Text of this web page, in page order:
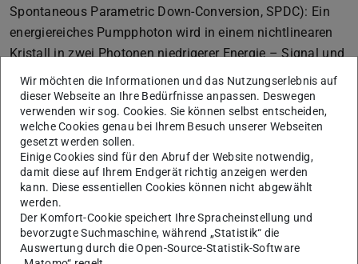
Spontaneous Parametric Down-Conversion, SPDC): Ein
energiereiches Pumpphoton wird in einem nichtlinearen
Kristall in zwei Photonen niedrigerer Energie – Signal und
Idler – umgewandelt. Energie- und Impulserhaltung
sorgen dabei für charakteristische Korrelationen im Ort
und Impuls der erzeugten Photonen. Die
Gruppeum
Professor Markus Gräfe
Physikbeschreibt im Review, wie verschiedene
Kristallparameter, Pumpstrahlprofile und
Phasenanpassungsbedingungen gezielt genutzt werden
können, um die räumliche Verschränkung zu formen und
zu optimieren.
Wir möchten die Informationen und das Nutzungserlebnis auf
dieser Webseite an Ihre Bedürfnisse anpassen. Deswegen
verwenden wir sog. Cookies. Sie können selbst entscheiden,
welche Cookies genau bei Ihrem Besuch unserer Webseiten
gesetzt werden sollen.
Einige Cookies sind für den Abruf der Website notwendig,
damit diese auf Ihrem Endgerät richtig anzeigen werden
kann. Diese essentiellen Cookies können nicht abgewählt
werden.
Der Komfort-Cookie speichert Ihre Spracheinstellung und
bevorzugte Suchmaschine, während „Statistik“ die
Auswertung durch die Open-Source-Statistik-Software